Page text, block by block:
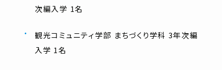
次編入学 1名
観光コミュニティ学部 まちづくり学科 3年次編
入学 1名